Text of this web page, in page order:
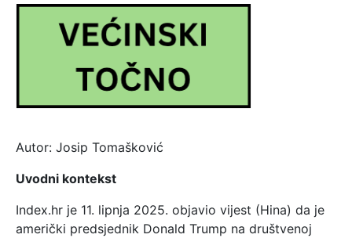
Autor: Josip Tomašković
Uvodni kontekst
Index.hr je 11. lipnja 2025. objavio vijest (Hina) da je
američki predsjednik Donald Trump na društvenoj